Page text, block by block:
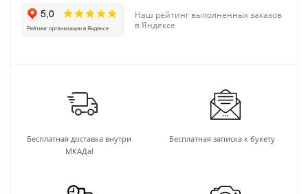
Наш рейтинг выполненных заказов
в Яндексе
Бесплатная доставка внутри
МКАДа!
Бесплатная записка к букету